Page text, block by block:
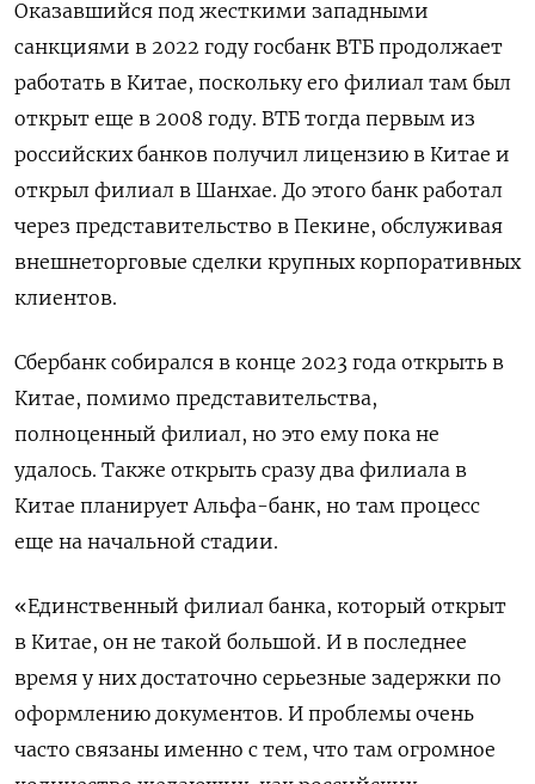
Оказавшийся под жесткими западными
санкциями в 2022 году госбанк ВТБ продолжает
работать в Китае, поскольку его филиал там был
открыт еще в 2008 году. ВТБ тогда первым из
российских банков получил лицензию в Китае и
открыл филиал в Шанхае. До этого банк работал
через представительство в Пекине, обслуживая
внешнеторговые сделки крупных корпоративных
клиентов.
Сбербанк собирался в конце 2023 года открыть в
Китае, помимо представительства,
полноценный филиал, но это ему пока не
удалось. Также открыть сразу два филиала в
Китае планирует Альфа-банк, но там процесс
еще на начальной стадии.
«Единственный филиал банка, который открыт
в Китае, он не такой большой. И в последнее
время у них достаточно серьезные задержки по
оформлению документов. И проблемы очень
часто связаны именно с тем, что там огромное